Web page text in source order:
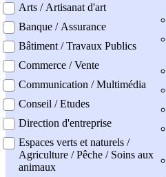
Arts / Artisanat d'art
Banque / Assurance
Bâtiment / Travaux Publics
Commerce / Vente
Communication / Multimédia
Conseil / Etudes
Direction d'entreprise
Espaces verts et naturels /
Agriculture / Pêche / Soins aux
animaux